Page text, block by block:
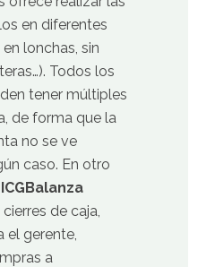
en diferentes
lonchas, sin
Todos los
tener múltiples
de forma que la
no se ve
caso. En otro
ICGBalanza
de caja,
el gerente,
a